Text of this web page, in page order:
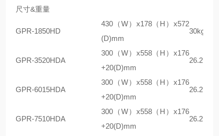
尺寸&重量
GPR-1850HD
430（W）x178（H）x572
(D)mm
30kg
GPR-3520HDA
300（W）x558（H）x176
+20(D)mm
26.2kg
GPR-6015HDA
300（W）x558（H）x176
+20(D)mm
26.2kg
GPR-7510HDA
300（W）x558（H）x176
+20(D)mm
26.2kg